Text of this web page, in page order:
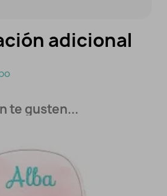
adicional
te gusten...